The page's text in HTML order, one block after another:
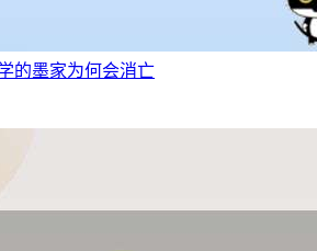
的墨家为何会消亡